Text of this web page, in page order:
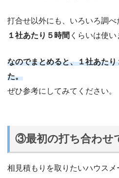
打合せ以外にも、いろいろ調べ
１社あたり５時間 くらいは使い
なのでまとめると、１社あた
た。
ぜひ参考にしてみてください。
③最初の打ち合わせ
相見積もりを取りたいハウスメ